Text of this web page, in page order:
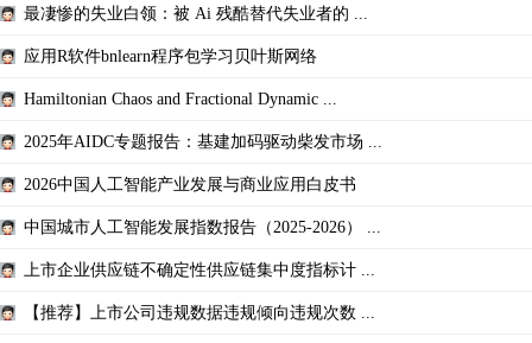
最凄惨的失业白领：被 Ai 残酷替代失业者的 ...
应用R软件bnlearn程序包学习贝叶斯网络
Hamiltonian Chaos and Fractional Dynamic ...
2025年AIDC专题报告：基建加码驱动柴发市场 ...
2026中国人工智能产业发展与商业应用白皮书
中国城市人工智能发展指数报告（2025-2026） ...
上市企业供应链不确定性供应链集中度指标计 ...
【推荐】上市公司违规数据违规倾向违规次数 ...